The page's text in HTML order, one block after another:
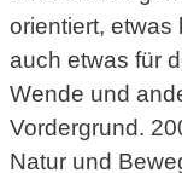
orientiert, etwas
auch etwas für
Wende und
Vordergrund.
Natur und